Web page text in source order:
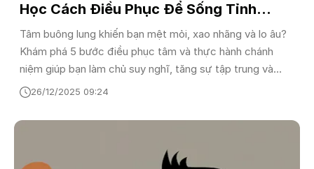
Học Cách Điều Phục Để Sống Tỉnh
Thức
Tâm buông lung khiến bạn mệt mỏi, xao nhãng và lo âu?
Khám phá 5 bước điều phục tâm và thực hành chánh
niệm giúp bạn làm chủ suy nghĩ, tăng sự tập trung và
sống tỉnh thức hơn trong thời đại số.
26/12/2025 09:24